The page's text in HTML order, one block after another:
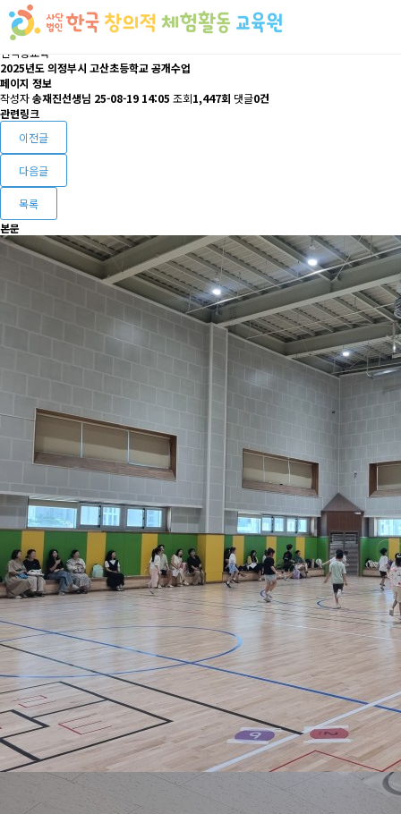
선택형교육
2025년도 의정부시 고산초등학교 공개수업
페이지 정보
작성자송재진선생님 25-08-19 14:05 조회1,447회 댓글0건
관련링크
이전글
다음글
목록
본문